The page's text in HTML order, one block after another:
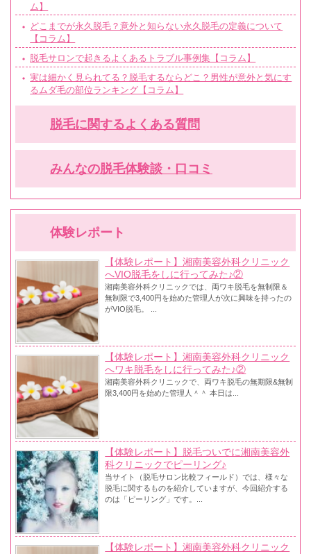
ム】
どこまでが永久脱毛？意外と知らない永久脱毛の定義について
【コラム】
脱毛サロンで起きるよくあるトラブル事例集【コラム】
実は細かく見られてる？脱毛するならどこ？男性が意外と気にす
るムダ毛の部位ランキング【コラム】
脱毛に関するよくある質問
みんなの脱毛体験談・口コミ
体験レポート
【体験レポート】湘南美容外科クリニック
へVIO脱毛をしに行ってみた♪②
湘南美容外科クリニックでは、両ワキ脱毛を無制限＆
無制限で3,400円を始めた管理人が次に興味を持ったの
がVIO脱毛。 ...
【体験レポート】湘南美容外科クリニック
へワキ脱毛をしに行ってみた♪②
湘南美容外科クリニックで、両ワキ脱毛の無期限&無制
限3,400円を始めた管理人＾＾ 本日は...
【体験レポート】脱毛ついでに湘南美容外
科クリニックでピーリング♪
当サイト（脱毛サロン比較フィールド）では、様々な
脱毛に関するものを紹介していますが、今回紹介する
のは「ピーリング」です。...
【体験レポート】湘南美容外科クリニック